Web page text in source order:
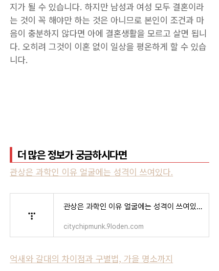
지가 될 수 있습니다. 하지만 남성과 여성 모두 결혼이라
는 것이 꼭 해야만 하는 것은 아니므로 본인이 조건과 마
음이 충분하지 않다면 아에 결혼생활을 모르고 살면 됩니
다. 오히려 그것이 이혼 없이 일상을 평온하게 할 수 있습
니다.
더 많은 정보가 궁금하시다면
관상은 과학인 이유 얼굴에는 성격이 쓰여있다.
관상은 과학인 이유 얼굴에는 성격이 쓰여있다.
citychipmunk.9loden.com
억새와 갈대의 차이점과 구별법, 가을 명소까지